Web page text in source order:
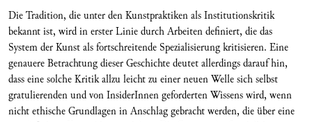
Die Tradition, die unter den Kunstpraktiken als Institutionskritik
bekannt ist, wird in erster Linie durch Arbeiten definiert, die das
System der Kunst als fortschreitende Spezialisierung kritisieren. Eine
genauere Betrachtung dieser Geschichte deutet allerdings darauf hin,
dass eine solche Kritik allzu leicht zu einer neuen Welle sich selbst
gratulierenden und von InsiderInnen geforderten Wissens wird, wenn
nicht ethische Grundlagen in Anschlag gebracht werden, die über eine